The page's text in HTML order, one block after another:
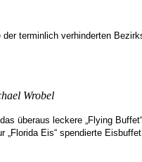
terminlich verhinderten
Wrobel
überaus leckere „Flying
„Florida Eis“ spendierte